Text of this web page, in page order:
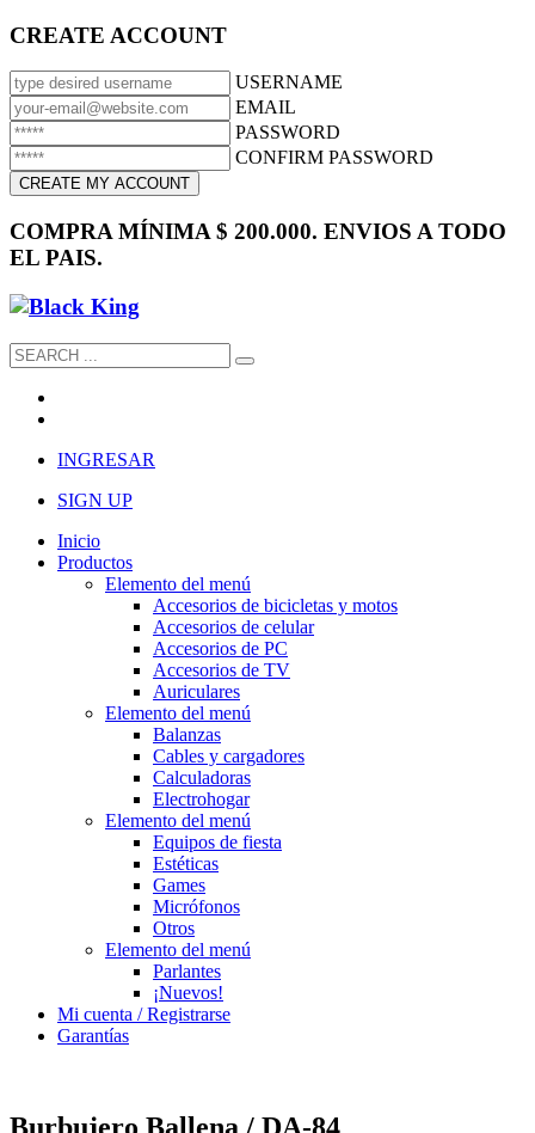
CREATE ACCOUNT
USERNAME
EMAIL
PASSWORD
CONFIRM PASSWORD
COMPRA MÍNIMA $ 200.000. ENVIOS A TODO
EL PAIS.
INGRESAR
SIGN UP
Inicio
Productos
Elemento del menú
Accesorios de bicicletas y motos
Accesorios de celular
Accesorios de PC
Accesorios de TV
Auriculares
Elemento del menú
Balanzas
Cables y cargadores
Calculadoras
Electrohogar
Elemento del menú
Equipos de fiesta
Estéticas
Games
Micrófonos
Otros
Elemento del menú
Parlantes
¡Nuevos!
Mi cuenta / Registrarse
Garantías
Burbujero Ballena / DA-84